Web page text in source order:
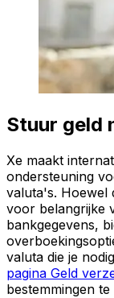
Stuur geld
Xe maakt
ondersteuning
valuta's. Hoewel
voor belangrijke
bankgegevens,
valuta die je
pagina Geld
bestemmingen